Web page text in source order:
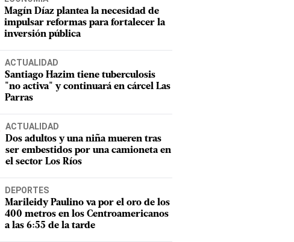
Magín Díaz plantea la necesidad de
impulsar reformas para fortalecer la
inversión pública
ACTUALIDAD
Santiago Hazim tiene tuberculosis
"no activa" y continuará en cárcel Las
Parras
ACTUALIDAD
Dos adultos y una niña mueren tras
ser embestidos por una camioneta en
el sector Los Ríos
DEPORTES
Marileidy Paulino va por el oro de los
400 metros en los Centroamericanos
a las 6:55 de la tarde